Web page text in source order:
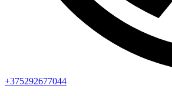
+375292677044